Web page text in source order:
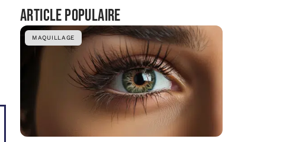
Article populaire
MAQUILLAGE